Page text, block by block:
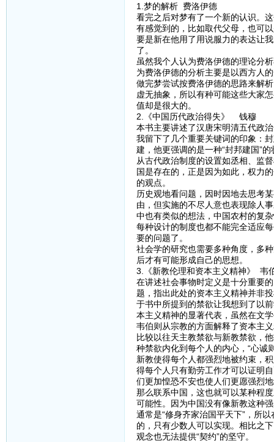
1.梦的解析 费洛伊德
看完之后对梦有了一个新的认识。
有感觉到的，比如取代父母，也可
要是新在他用了用说服力的表达让
了。
虽然我个人认为费洛伊德的理论分
为费洛伊德的分析主要是以西方人
做完梦尝试按费洛伊德的思路来解
虚无抽象，所以有种可能这些大家
值却是很大的。
2.《中国历代政治得失》 钱穆
本书主要讲述了汉唐宋明清五代政
我留下了几个重要关键词的印象：
建，他更强调的是一种“封邦建国”
从古代政治制度的设置如丞相、监
国是存在的，正是因为如此，权力
的观点。
历史观地看问题，因时因地去思考
由，但实施的不尽人意也表现除人
中也有类似的想法，中国农村的复
每种设计的制度也都不能完全适应
要的问题了。
社会学的研究也需要多种角度，多
后才有可能形成自己的思想。
3.《新教伦理和资本主义精神》 韦
在讲述社会事物时定义是十分重要
题，指出此处的资本主义精神并非
于书中所提到的禁欲让我想到了以
本主义精神的显著代表，虽然在文
韦伯则从宗教的方面解释了资本主
比较以往天主教禁欲与新教禁欲，
种禁欲内化到每个人的内心，“心诚
新教使得每个人都强烈地被约束，
得每个人只有勤劳工作才可以证明
们更加惶恐不安也使人们更愿强烈
那么联系中国，这也就可以某种程
可能性。因为中国没有像新教这种
通常是“修身齐家治国平天下”，所
的，只有少数人可以实现。相比之
观念也无法提供“契约”的坚守。